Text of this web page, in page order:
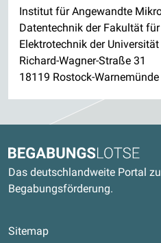
Institut für Angewandte
Datentechnik der Fakultät
Elektrotechnik der
Richard-Wagner-Straße 31
18119 Rostock-Warnemünde
Begabungslotse
Das deutschlandweite Portal
Begabungsförderung.
Sitemap